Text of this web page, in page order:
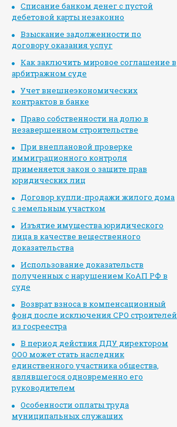
Списание банком денег с пустой
дебетовой карты незаконно
Взыскание задолженности по
договору оказания услуг
Как заключить мировое соглашение в
арбитражном суде
Учет внешнеэкономических
контрактов в банке
Право собственности на долю в
незавершенном строительстве
При внеплановой проверке
иммиграционного контроля
применяется закон о защите прав
юридических лиц
Договор купли-продажи жилого дома
с земельным участком
Изъятие имущества юридического
лица в качестве вещественного
доказательства
Использование доказательств
полученных с нарушением КоАП РФ в
суде
Возврат взноса в компенсационный
фонд после исключения СРО строителей
из госреестра
В период действия ДДУ директором
ООО может стать наследник
единственного участника общества,
являвшегося одновременно его
руководителем
Особенности оплаты труда
муниципальных служащих